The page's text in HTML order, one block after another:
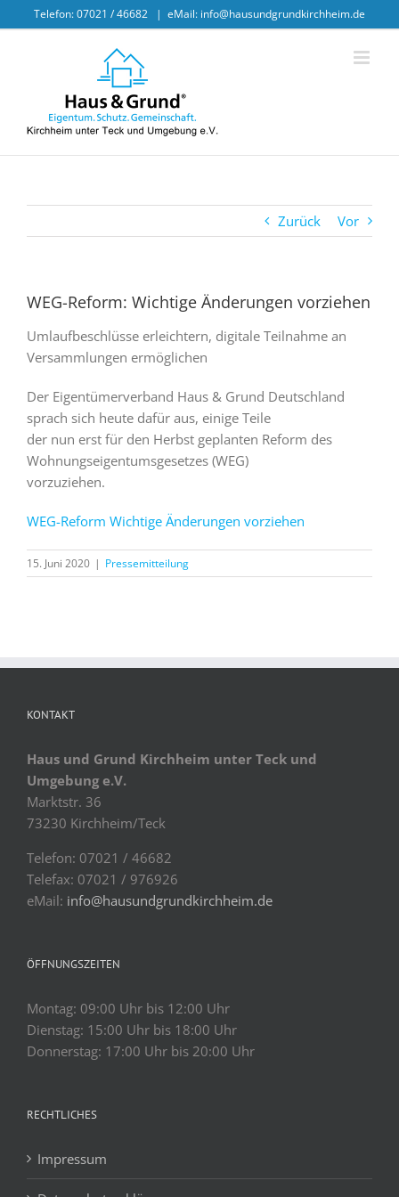
to
Telefon: 07021 / 46682 | eMail: info@hausundgrundkirchheim.de
Zurück Vor
WEG-Reform: Wichtige Änderungen vorziehen
Umlaufbeschlüsse erleichtern, digitale Teilnahme an
Versammlungen ermöglichen
Der Eigentümerverband Haus & Grund Deutschland
sprach sich heute dafür aus, einige Teile
der nun erst für den Herbst geplanten Reform des
Wohnungseigentumsgesetzes (WEG)
vorzuziehen.
WEG-Reform Wichtige Änderungen vorziehen
15. Juni 2020 | Pressemitteilung
KONTAKT
Haus und Grund Kirchheim unter Teck und
Umgebung e.V.
Marktstr. 36
73230 Kirchheim/Teck
Telefon: 07021 / 46682
Telefax: 07021 / 976926
eMail: info@hausundgrundkirchheim.de
ÖFFNUNGSZEITEN
Montag: 09:00 Uhr bis 12:00 Uhr
Dienstag: 15:00 Uhr bis 18:00 Uhr
Donnerstag: 17:00 Uhr bis 20:00 Uhr
RECHTLICHES
Impressum